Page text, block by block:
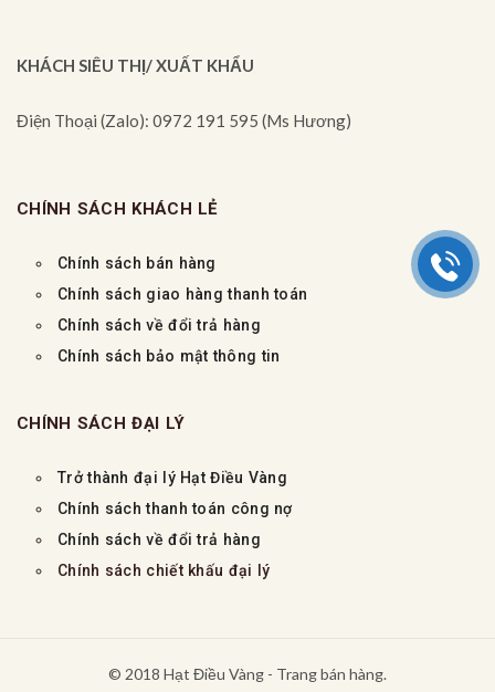
KHÁCH SIÊU THỊ/ XUẤT KHẨU
Điện Thoại (Zalo): 0972 191 595 (Ms Hương)
CHÍNH SÁCH KHÁCH LẺ
Chính sách bán hàng
Chính sách giao hàng thanh toán
Chính sách về đổi trả hàng
Chính sách bảo mật thông tin
CHÍNH SÁCH ĐẠI LÝ
Trở thành đại lý Hạt Điều Vàng
Chính sách thanh toán công nợ
Chính sách về đổi trả hàng
Chính sách chiết khấu đại lý
© 2018 Hạt Điều Vàng - Trang bán hàng.